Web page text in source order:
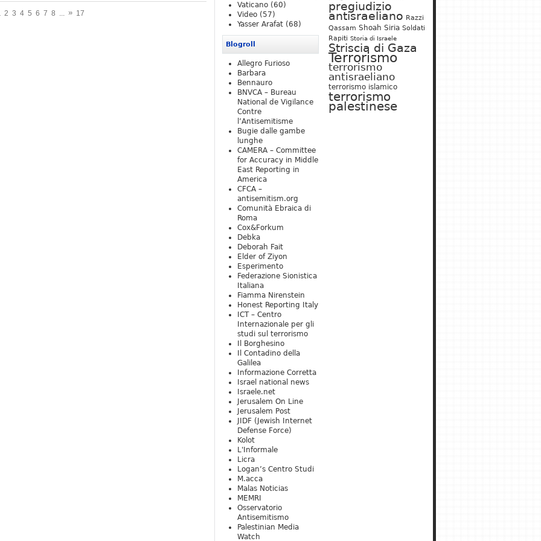
2 3 4 5 6 7 8 ... » 17
pregiudizio
antisraeliano Razzi
Qassam Shoah Siria Soldati
Rapiti Storia di Israele
Striscia di Gaza
Terrorismo
terrorismo
antisraeliano
terrorismo islamico
terrorismo
palestinese
Vaticano (60)
Video (57)
Yasser Arafat (68)
Blogroll
Allegro Furioso
Barbara
Bennauro
BNVCA – Bureau
National de Vigilance
Contre
l’Antisemitisme
Bugie dalle gambe
lunghe
CAMERA – Committee
for Accuracy in Middle
East Reporting in
America
CFCA –
antisemitism.org
Comunità Ebraica di
Roma
Cox&Forkum
Debka
Deborah Fait
Elder of Ziyon
Esperimento
Federazione Sionistica
Italiana
Fiamma Nirenstein
Honest Reporting Italy
ICT – Centro
Internazionale per gli
studi sul terrorismo
Il Borghesino
Il Contadino della
Galilea
Informazione Corretta
Israel national news
Israele.net
Jerusalem On Line
Jerusalem Post
JIDF (Jewish Internet
Defense Force)
Kolot
L'Informale
Licra
Logan’s Centro Studi
M.acca
Malas Noticias
MEMRI
Osservatorio
Antisemitismo
Palestinian Media
Watch